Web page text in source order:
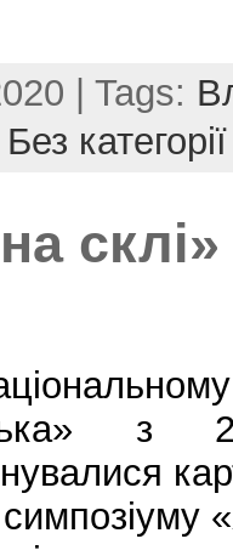
| Tags:
Без категорії
склі»